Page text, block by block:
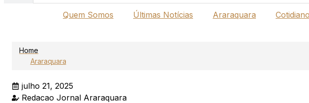
Quem Somos
Últimas Notícias Araraquara Cotidiano
Home
Araraquara
julho 21, 2025
Redacao Jornal Araraquara